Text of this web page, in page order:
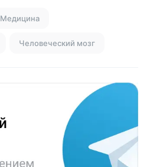
Медицина
Человеческий мозг